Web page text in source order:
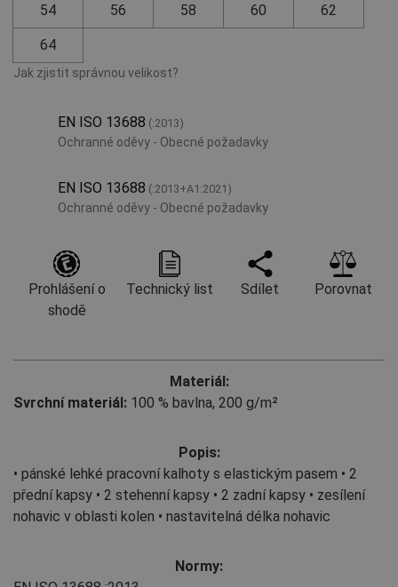
54 56 58 60 62
64
Jak zjistit správnou velikost?
EN ISO 13688 (:2013)
Ochranné oděvy - Obecné požadavky
EN ISO 13688 (:2013+A1:2021)
Ochranné oděvy - Obecné požadavky
Prohlášení o
shodě
Technický list Sdílet Porovnat
Materiál:
Svrchní materiál: 100 % bavlna, 200 g/m²
Popis:
• pánské lehké pracovní kalhoty s elastickým pasem • 2
přední kapsy • 2 stehenní kapsy • 2 zadní kapsy • zesílení
nohavic v oblasti kolen • nastavitelná délka nohavic
Normy: